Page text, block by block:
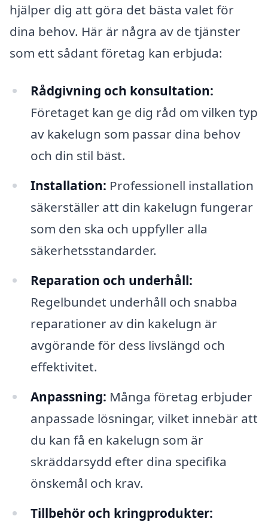
hjälper dig att göra det bästa valet för
dina behov. Här är några av de tjänster
som ett sådant företag kan erbjuda:
Rådgivning och konsultation:
Företaget kan ge dig råd om vilken typ
av kakelugn som passar dina behov
och din stil bäst.
Installation: Professionell installation
säkerställer att din kakelugn fungerar
som den ska och uppfyller alla
säkerhetsstandarder.
Reparation och underhåll:
Regelbundet underhåll och snabba
reparationer av din kakelugn är
avgörande för dess livslängd och
effektivitet.
Anpassning: Många företag erbjuder
anpassade lösningar, vilket innebär att
du kan få en kakelugn som är
skräddarsydd efter dina specifika
önskemål och krav.
Tillbehör och kringprodukter: